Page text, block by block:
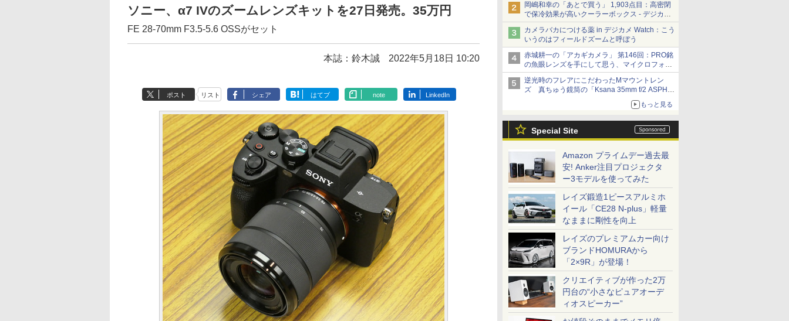
岡嶋和幸の「あとで買う」 1,903点目：高密閉
で保冷効果が高いクーラーボックス - デジカメ
Watch
カメラバカにつける薬 in デジカメ Watch：こう
いうのはフィールドズームと呼ぼう
赤城耕一の「アカギカメラ」 第146回：PRO銘
の魚眼レンズを手にして思う、マイクロフォー
サーズへの期待と可能性
逆光時のフレアにこだわったMマウントレン
ズ 真ちゅう鏡筒の「Ksana 35mm f/2 ASPH.
もっと見る
Special Site
Amazon プライムデー過去最
安! Anker注目プロジェクタ
ー3モデルを使ってみた
レイズ鍛造1ピースアルミホ
イール「CE28 N-plus」軽量
なままに剛性を向上
レイズのプレミアムカー向け
ブランドHOMURAから
「2×9R」が登場！
クリエイティブが作った2万
円台の“小さなピュアオーデ
ィオスピーカー”
ソニー、α7 IVのズームレンズキットを27日発売。35万円
FE 28-70mm F3.5-5.6 OSSがセット
本誌：鈴木誠 2022年5月18日 10:20
ポスト リスト シェア はてブ note LinkedIn